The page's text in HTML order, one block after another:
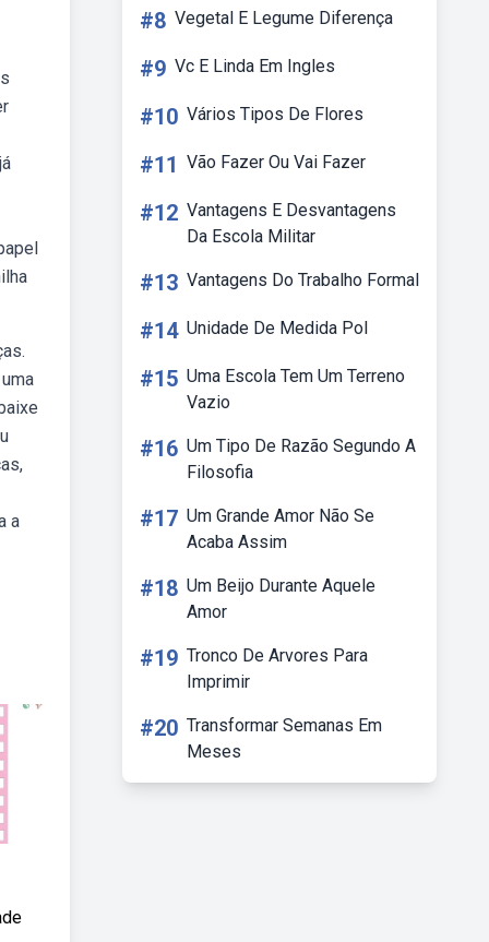
a
#8 Vegetal E Legume Diferença
#9 Vc E Linda Em Ingles
#10 Vários Tipos De Flores
#11 Vão Fazer Ou Vai Fazer
#12 Vantagens E Desvantagens
Da Escola Militar
#13 Vantagens Do Trabalho Formal
#14 Unidade De Medida Pol
#15 Uma Escola Tem Um Terreno
Vazio
#16 Um Tipo De Razão Segundo A
Filosofia
#17 Um Grande Amor Não Se
Acaba Assim
#18 Um Beijo Durante Aquele
Amor
#19 Tronco De Arvores Para
Imprimir
#20 Transformar Semanas Em
Meses